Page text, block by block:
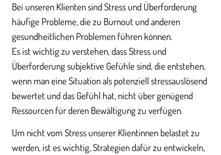
Bei unseren Klienten sind Stress und Überforderung
häufige Probleme, die zu Burnout und anderen
gesundheitlichen Problemen führen können.
Es ist wichtig zu verstehen, dass Stress und
Überforderung subjektive Gefühle sind, die entstehen,
wenn man eine Situation als potenziell stressauslösend
bewertet und das Gefühl hat, nicht über genügend
Ressourcen für deren Bewältigung zu verfügen.
Um nicht vom Stress unserer Klientinnen belastet zu
werden, ist es wichtig, Strategien dafür zu entwickeln,